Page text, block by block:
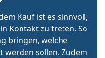
Kauf ist es sinnvoll,
Kontakt zu treten. So
bringen, welche
werden sollen. Zudem